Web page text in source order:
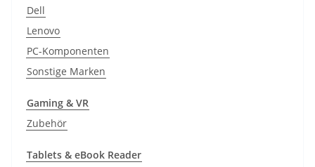
Dell
Lenovo
PC-Komponenten
Sonstige Marken
Gaming & VR
Zubehör
Tablets & eBook Reader